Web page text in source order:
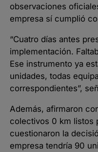
observaciones
empresa sí cumplió
“Cuatro días antes
implementación.
Ese instrumento ya
unidades, todas
correspondientes”,
Además, afirmaron
colectivos 0 km listos
cuestionaron la
empresa tendría 90